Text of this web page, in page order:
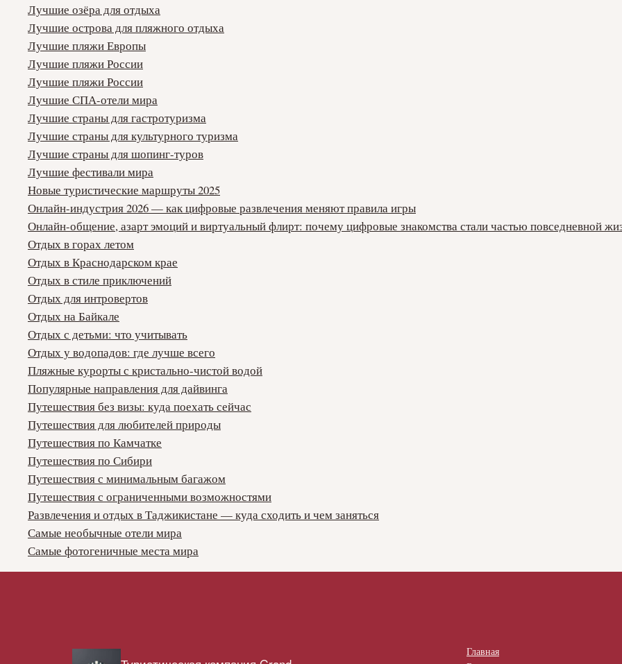
Лучшие озёра для отдыха
Лучшие острова для пляжного отдыха
Лучшие пляжи Европы
Лучшие пляжи России
Лучшие пляжи России
Лучшие СПА-отели мира
Лучшие страны для гастротуризма
Лучшие страны для культурного туризма
Лучшие страны для шопинг-туров
Лучшие фестивали мира
Новые туристические маршруты 2025
Онлайн-индустрия 2026 — как цифровые развлечения меняют правила игры
Онлайн-общение, азарт эмоций и виртуальный флирт: почему цифровые знакомства стали частью повседневной
Отдых в горах летом
Отдых в Краснодарском крае
Отдых в стиле приключений
Отдых для интровертов
Отдых на Байкале
Отдых с детьми: что учитывать
Отдых у водопадов: где лучше всего
Пляжные курорты с кристально-чистой водой
Популярные направления для дайвинга
Путешествия без визы: куда поехать сейчас
Путешествия для любителей природы
Путешествия по Камчатке
Путешествия по Сибири
Путешествия с минимальным багажом
Путешествия с ограниченными возможностями
Развлечения и отдых в Таджикистане — куда сходить и чем заняться
Самые необычные отели мира
Самые фотогеничные места мира
Главная